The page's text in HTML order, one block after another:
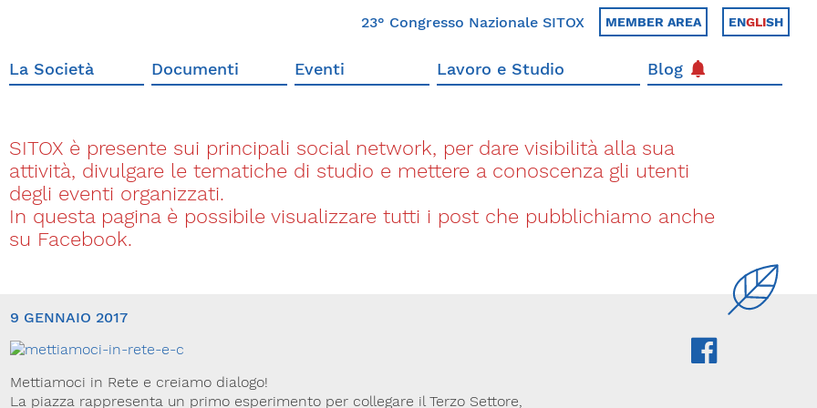
23° Congresso Nazionale SITOX MEMBER AREA ENGLISH
La Società Documenti Eventi Lavoro e Studio Blog
SITOX è presente sui principali social network, per dare visibilità alla sua
attività, divulgare le tematiche di studio e mettere a conoscenza gli utenti
degli eventi organizzati.
In questa pagina è possibile visualizzare tutti i post che pubblichiamo anche
su Facebook.
9 GENNAIO 2017
Mettiamoci in Rete e creiamo dialogo!
La piazza rappresenta un primo esperimento per collegare il Terzo Settore,